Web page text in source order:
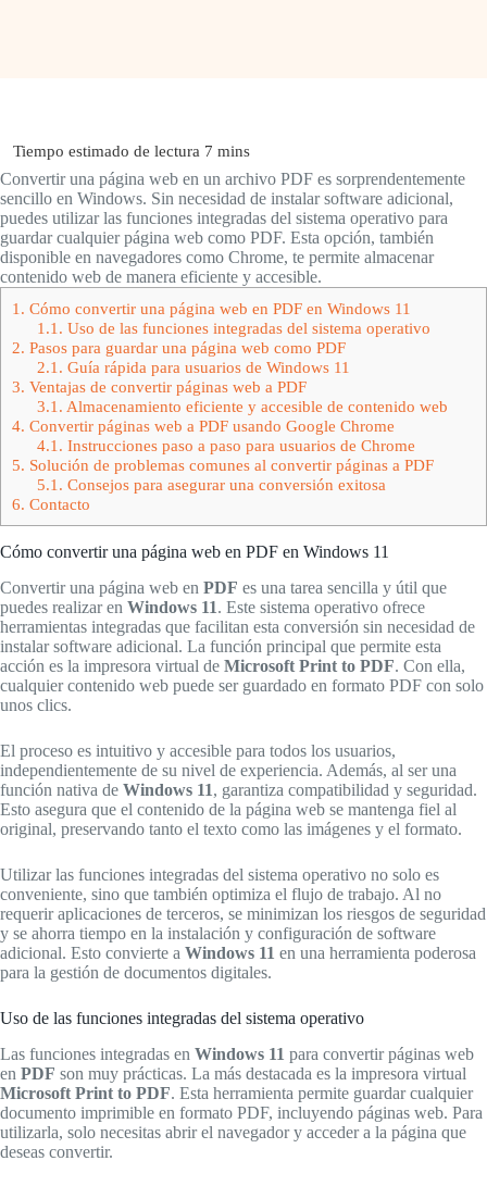
Convertir una página web en un archivo PDF es sorprendentemente
sencillo en Windows. Sin necesidad de instalar software adicional,
puedes utilizar las funciones integradas del sistema operativo para
guardar cualquier página web como PDF. Esta opción, también
disponible en navegadores como Chrome, te permite almacenar
contenido web de manera eficiente y accesible.
1. Cómo convertir una página web en PDF en Windows 11
1.1. Uso de las funciones integradas del sistema operativo
2. Pasos para guardar una página web como PDF
2.1. Guía rápida para usuarios de Windows 11
3. Ventajas de convertir páginas web a PDF
3.1. Almacenamiento eficiente y accesible de contenido web
4. Convertir páginas web a PDF usando Google Chrome
4.1. Instrucciones paso a paso para usuarios de Chrome
5. Solución de problemas comunes al convertir páginas a PDF
5.1. Consejos para asegurar una conversión exitosa
6. Contacto
Cómo convertir una página web en PDF en Windows 11
Convertir una página web en PDF es una tarea sencilla y útil que
puedes realizar en Windows 11. Este sistema operativo ofrece
herramientas integradas que facilitan esta conversión sin necesidad de
instalar software adicional. La función principal que permite esta
acción es la impresora virtual de Microsoft Print to PDF. Con ella,
cualquier contenido web puede ser guardado en formato PDF con solo
unos clics.
El proceso es intuitivo y accesible para todos los usuarios,
independientemente de su nivel de experiencia. Además, al ser una
función nativa de Windows 11, garantiza compatibilidad y seguridad.
Esto asegura que el contenido de la página web se mantenga fiel al
original, preservando tanto el texto como las imágenes y el formato.
Utilizar las funciones integradas del sistema operativo no solo es
conveniente, sino que también optimiza el flujo de trabajo. Al no
requerir aplicaciones de terceros, se minimizan los riesgos de seguridad
y se ahorra tiempo en la instalación y configuración de software
adicional. Esto convierte a Windows 11 en una herramienta poderosa
para la gestión de documentos digitales.
Uso de las funciones integradas del sistema operativo
Las funciones integradas en Windows 11 para convertir páginas web
en PDF son muy prácticas. La más destacada es la impresora virtual
Microsoft Print to PDF. Esta herramienta permite guardar cualquier
documento imprimible en formato PDF, incluyendo páginas web. Para
utilizarla, solo necesitas abrir el navegador y acceder a la página que
deseas convertir.